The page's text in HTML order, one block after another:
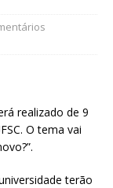
realizado de 9
O tema vai
terão